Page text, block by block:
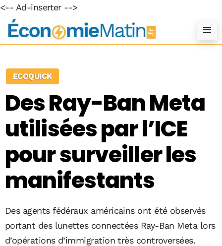
<-- Ad-inserter -->
ECOQUICK
Des Ray-Ban Meta
utilisées par l’ICE
pour surveiller les
manifestants
Des agents fédéraux américains ont été observés
portant des lunettes connectées Ray-Ban Meta lors
d’opérations d’immigration très controversées.